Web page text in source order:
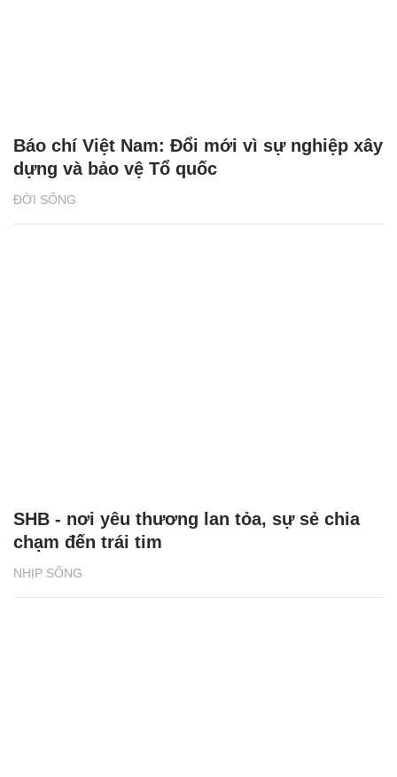
ĐỜI SỐNG
Báo chí Việt Nam: Đổi mới vì sự nghiệp xây
dựng và bảo vệ Tổ quốc
NHỊP SỐNG
SHB - nơi yêu thương lan tỏa, sự sẻ chia
chạm đến trái tim